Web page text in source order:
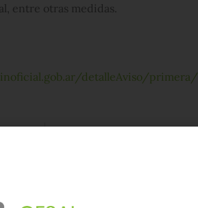
entre otras medidas.
detalleAviso/primera/
SIGUIENTE